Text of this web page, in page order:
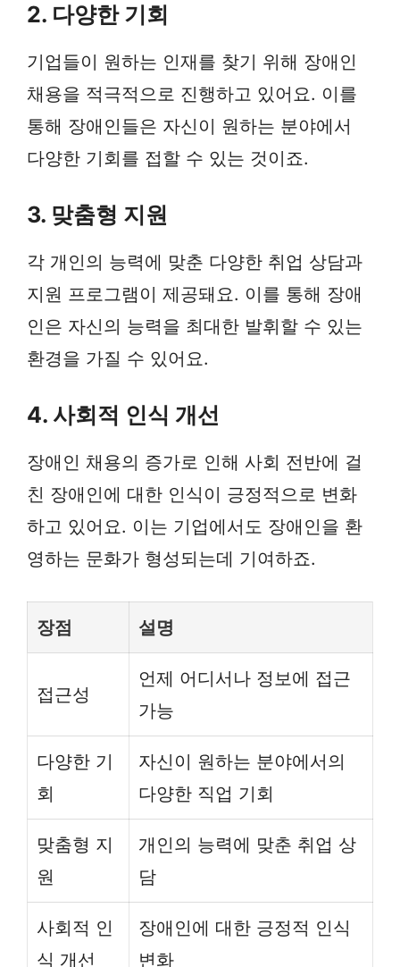
2. 다양한 기회
기업들이 원하는 인재를 찾기 위해 장애인
채용을 적극적으로 진행하고 있어요. 이를
통해 장애인들은 자신이 원하는 분야에서
다양한 기회를 접할 수 있는 것이죠.
3. 맞춤형 지원
각 개인의 능력에 맞춘 다양한 취업 상담과
지원 프로그램이 제공돼요. 이를 통해 장애
인은 자신의 능력을 최대한 발휘할 수 있는
환경을 가질 수 있어요.
4. 사회적 인식 개선
장애인 채용의 증가로 인해 사회 전반에 걸
친 장애인에 대한 인식이 긍정적으로 변화
하고 있어요. 이는 기업에서도 장애인을 환
영하는 문화가 형성되는데 기여하죠.
장점 설명
접근성
언제 어디서나 정보에 접근
가능
다양한 기
회
자신이 원하는 분야에서의
다양한 직업 기회
맞춤형 지
원
개인의 능력에 맞춘 취업 상
담
사회적 인
식 개선
장애인에 대한 긍정적 인식
변화